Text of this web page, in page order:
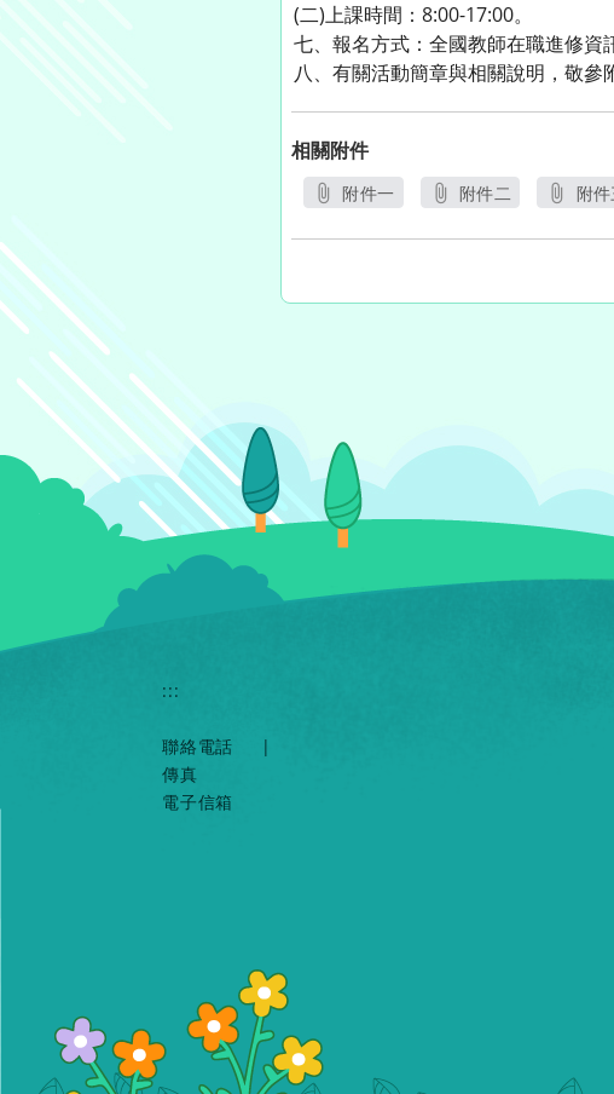
(二)上課時間：8:00-17:00。
七、報名方式：全國教師在職進修
八、有關活動簡章與相關說明，敬參
相關附件
附件一
附件二
附件
:::
聯絡電話
|
傳真
電子信箱